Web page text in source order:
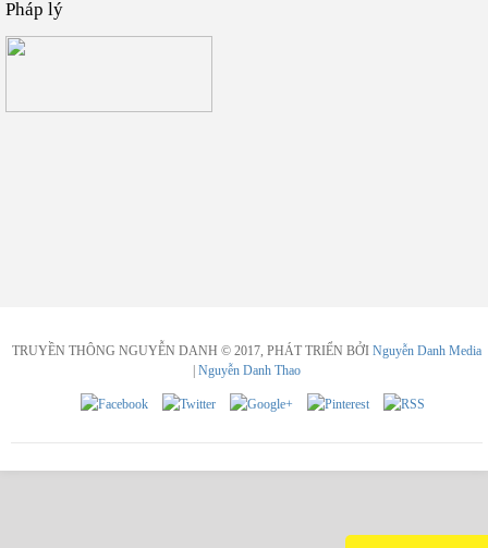
Pháp lý
TRUYỀN THÔNG NGUYỄN DANH © 2017, PHÁT TRIỂN BỞI Nguyễn Danh Media
Nguyễn Danh Thao